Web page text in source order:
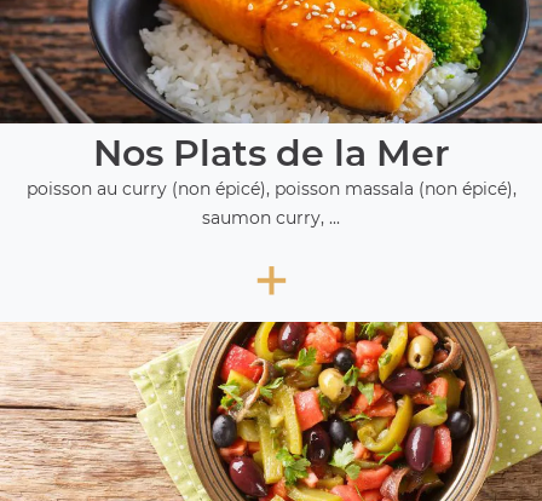
Nos Plats de la Mer
poisson au curry (non épicé), poisson massala (non épicé),
saumon curry, ...
+